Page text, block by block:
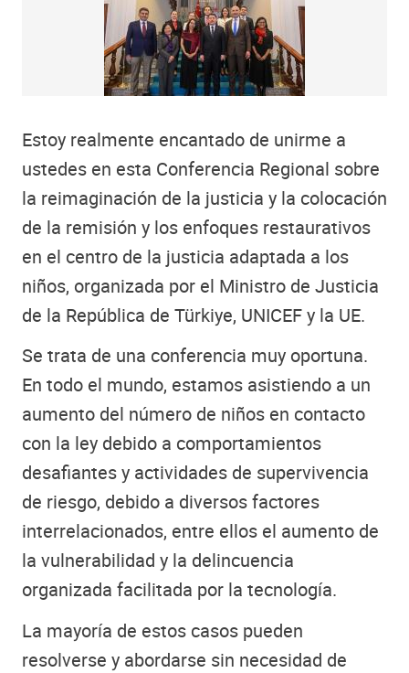
Estoy realmente encantado de unirme a
ustedes en esta Conferencia Regional sobre
la reimaginación de la justicia y la colocación
de la remisión y los enfoques restaurativos
en el centro de la justicia adaptada a los
niños, organizada por el Ministro de Justicia
de la República de Türkiye, UNICEF y la UE.
Se trata de una conferencia muy oportuna.
En todo el mundo, estamos asistiendo a un
aumento del número de niños en contacto
con la ley debido a comportamientos
desafiantes y actividades de supervivencia
de riesgo, debido a diversos factores
interrelacionados, entre ellos el aumento de
la vulnerabilidad y la delincuencia
organizada facilitada por la tecnología.
La mayoría de estos casos pueden
resolverse y abordarse sin necesidad de